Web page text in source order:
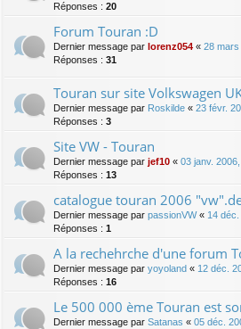
Réponses : 20
Forum Touran :D
Dernier message par lorenz054 « 28 mars
Réponses : 31
Touran sur site Volkswagen
Dernier message par Roskilde « 23 févr.
Réponses : 3
Site VW - Touran
Dernier message par jef10 « 03 janv.
Réponses : 13
catalogue touran 2006
Dernier message par passionVW« 14
Réponses : 1
A la rechehrche d'une forum
Dernier message par yoyoland « 12 déc.
Réponses : 16
Le 500 000 ème Touran est
Dernier message par Satanas « 05 déc.